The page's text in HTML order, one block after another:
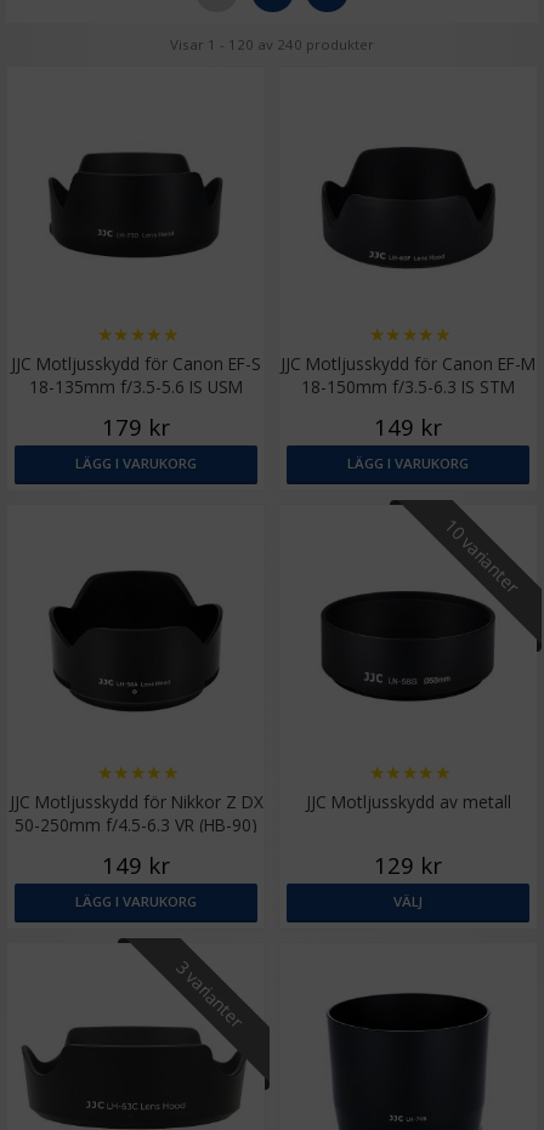
Visar 1 - 120 av 240 produkter
JJC Motljusskydd för Canon EF-S
18-135mm f/3.5-5.6 IS USM
★★★★★
179 kr
LÄGG I VARUKORG
JJC Motljusskydd för Canon EF-M
18-150mm f/3.5-6.3 IS STM
★★★★★
149 kr
LÄGG I VARUKORG
JJC Motljusskydd för Nikkor Z DX
50-250mm f/4.5-6.3 VR (HB-90)
★★★★★
149 kr
LÄGG I VARUKORG
10 varianter
JJC Motljusskydd av metall
★★★★★
129 kr
VÄLJ
3 varianter